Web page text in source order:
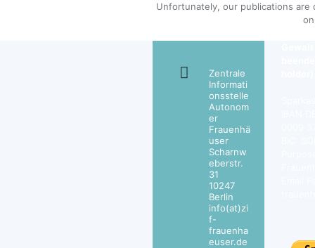
Unfortunately, our publications are
Zentrale
Informati
onsstelle
Autonom
er
Frauenhä
user
Scharnw
eberstr.
31
10247
Berlin
info(at)zi
f-
frauenha
euser.de